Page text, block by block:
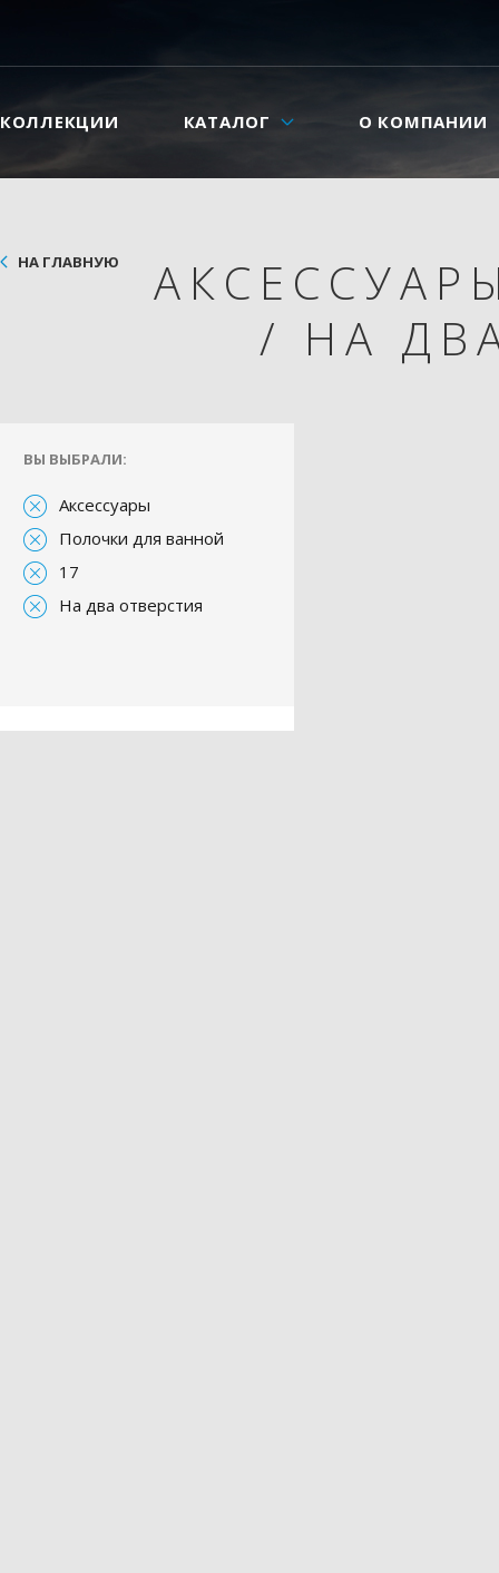
КОЛЛЕКЦИИ КАТАЛОГ О КОМПАНИИ
НА ГЛАВНУЮ
/ НА
ВЫ ВЫБРАЛИ:
Аксессуары
Полочки для ванной
17
На два отверстия